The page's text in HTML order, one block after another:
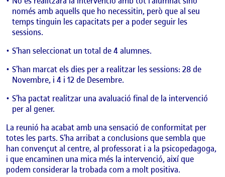
només amb aquells que ho necessitin, però que al seu
temps tinguin les capacitats per a poder seguir les
sessions.
S’han seleccionat un total de 4 alumnes.
S’han marcat els dies per a realitzar les sessions: 28 de
Novembre, i 4 i 12 de Desembre.
S’ha pactat realitzar una avaluació final de la intervenció
per al gener.
La reunió ha acabat amb una sensació de conformitat per
totes les parts. S’ha arribat a conclusions que sembla que
han convençut al centre, al professorat i a la psicopedagoga,
i que encaminen una mica més la intervenció, així que
podem considerar la trobada com a molt positiva.